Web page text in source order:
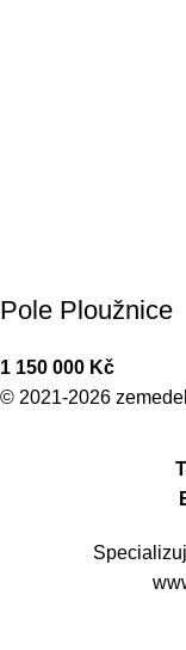
Pole Ploužnice
1 150 000 Kč
© 2021-2026